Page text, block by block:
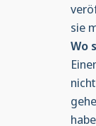
sie
Wo